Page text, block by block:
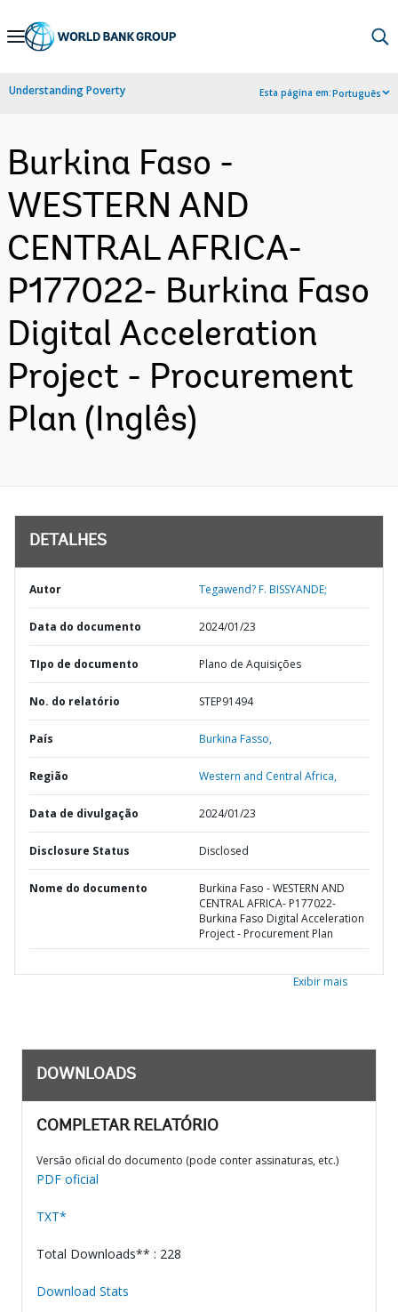
Skip
Navigation
Understanding Poverty Esta página em:Português
Burkina Faso -
WESTERN AND
CENTRAL AFRICA-
P177022- Burkina Faso
Digital Acceleration
Project - Procurement
Plan (Inglês)
DETALHES
Autor Tegawend? F. BISSYANDE;
Data do documento 2024/01/23
TIpo de documento Plano de Aquisições
No. do relatório STEP91494
País Burkina Fasso,
Região Western and Central Africa,
Data de divulgação 2024/01/23
Disclosure Status Disclosed
Nome do documento
Burkina Faso - WESTERN AND
CENTRAL AFRICA- P177022-
Burkina Faso Digital Acceleration
Project - Procurement Plan
Exibir mais
DOWNLOADS
COMPLETAR RELATÓRIO
Versão oficial do documento (pode conter assinaturas, etc.)
PDF oficial
TXT*
Total Downloads** : 228
Download Stats